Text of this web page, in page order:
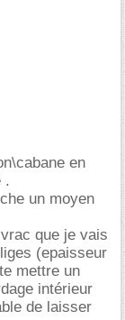
en
.
un moyen
que je vais
(epaisseur
mettre un
intérieur
de laisser